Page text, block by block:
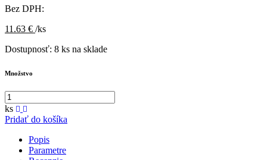
Bez DPH:
11.63 € /ks
Dostupnosť: 8 ks na sklade
Množstvo
ks
Pridať do košíka
Popis
Parametre